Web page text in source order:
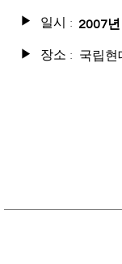
국립
장소 :
▶
▶ 일시 : 2007년